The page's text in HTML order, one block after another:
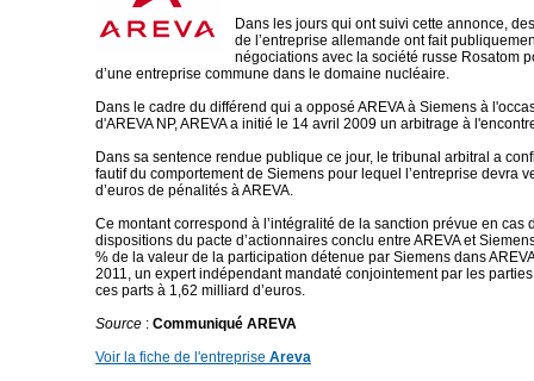
Dans les jours qui ont suivi cette annonce,
de l’entreprise allemande ont fait
négociations avec la société russe Rosatom
d’une entreprise commune dans le domaine nucléaire.
Dans le cadre du différend qui a opposé AREVA à Siemens à
d'AREVA NP, AREVA a initié le 14 avril 2009 un arbitrage à
Dans sa sentence rendue publique ce jour, le tribunal arbitral a
fautif du comportement de Siemens pour lequel l’entreprise devra
d’euros de pénalités à AREVA.
Ce montant correspond à l’intégralité de la sanction prévue en cas
dispositions du pacte d’actionnaires conclu entre AREVA et
% de la valeur de la participation détenue par Siemens dans
2011, un expert indépendant mandaté conjointement par les
ces parts à 1,62 milliard d’euros.
Source : Communiqué AREVA
Voir la fiche de l'entreprise Areva